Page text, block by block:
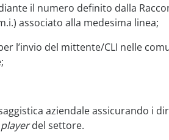
il numero definito dalla
associato alla medesima linea;
l’invio del mittente/CLI nelle
aziendale assicurando i
playerdel settore.